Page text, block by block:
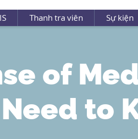
Thanh tra viên Sự kiện
of
to